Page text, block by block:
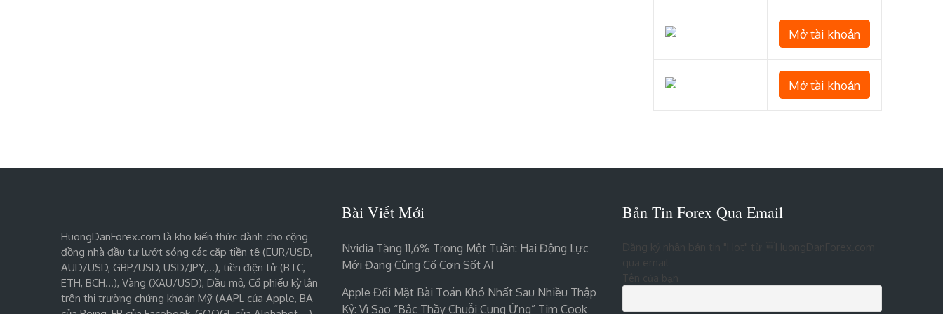
Mở tài khoản
Mở tài khoản
HuongDanForex.com là kho kiến thức dành cho cộng
đồng nhà đầu tư lướt sóng các cặp tiền tệ (EUR/USD,
AUD/USD, GBP/USD, USD/JPY,…), tiền điện tử (BTC,
ETH, BCH…), Vàng (XAU/USD), Dầu mỏ, Cổ phiếu kỳ lân
trên thị trường chứng khoán Mỹ (AAPL của Apple, BA
Bài Viết Mới
Nvidia Tăng 11,6% Trong Một Tuần: Hai Động Lực
Mới Đang Củng Cố Cơn Sốt AI
Apple Đối Mặt Bài Toán Khó Nhất Sau Nhiều Thập
Kỷ: Vì Sao “bậc Thầy Chuỗi Cung Ứng” Tim Cook
Bản Tin Forex Qua Email
Đăng ký nhận bản tin "Hot" từ HuongDanForex.com
Tên của bạn